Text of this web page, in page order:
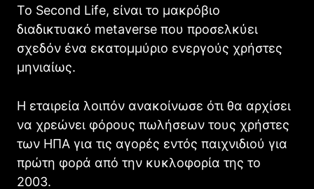
Το Second Life, είναι το μακρόβιο
διαδικτυακό metaverse που προσελκύει
σχεδόν ένα εκατομμύριο ενεργούς χρήστες
μηνιαίως.
Η εταιρεία λοιπόν ανακοίνωσε ότι θα αρχίσει
να χρεώνει φόρους πωλήσεων τους χρήστες
των ΗΠΑ για τις αγορές εντός παιχνιδιού για
πρώτη φορά από την κυκλοφορία της το
2003.